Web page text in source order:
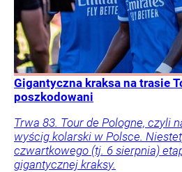
Gigantyczna kraksa na trasie
poszkodowani
Trwa 83. Tour de Pologne, czyli
wyścig kolarski w Polsce.
czwartkowego (tj. 6 sierpnia)
gigantycznej kraksy.